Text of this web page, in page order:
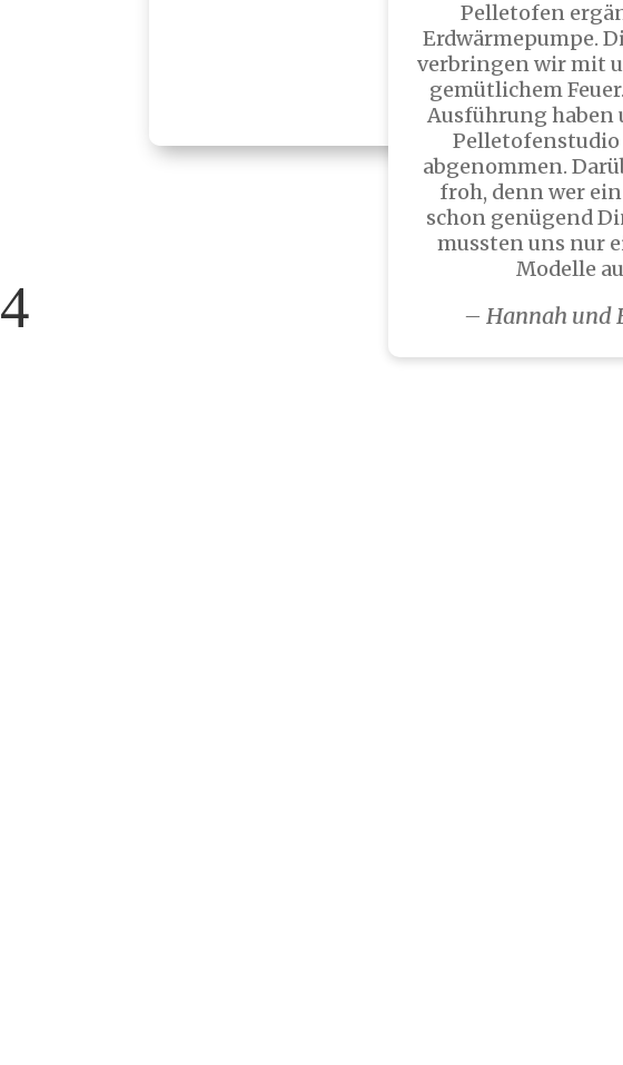
Pelletofen
Erdwärmepumpe.
verbringen wir mit
gemütlichem
Ausführung haben
abgenommen.
froh, denn wer
schon genügend
mussten uns nur
Modelle
– Hannah und